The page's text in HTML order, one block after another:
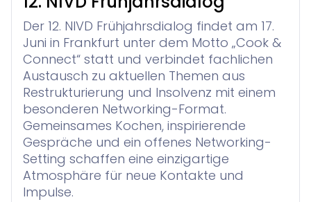
Der 12. NIVD Frühjahrsdialog findet am 17.
Juni in Frankfurt unter dem Motto „Cook &
Connect“ statt und verbindet fachlichen
Austausch zu aktuellen Themen aus
Restrukturierung und Insolvenz mit einem
besonderen Networking-Format.
Gemeinsames Kochen, inspirierende
Gespräche und ein offenes Networking-
Setting schaffen eine einzigartige
Atmosphäre für neue Kontakte und
Impulse.